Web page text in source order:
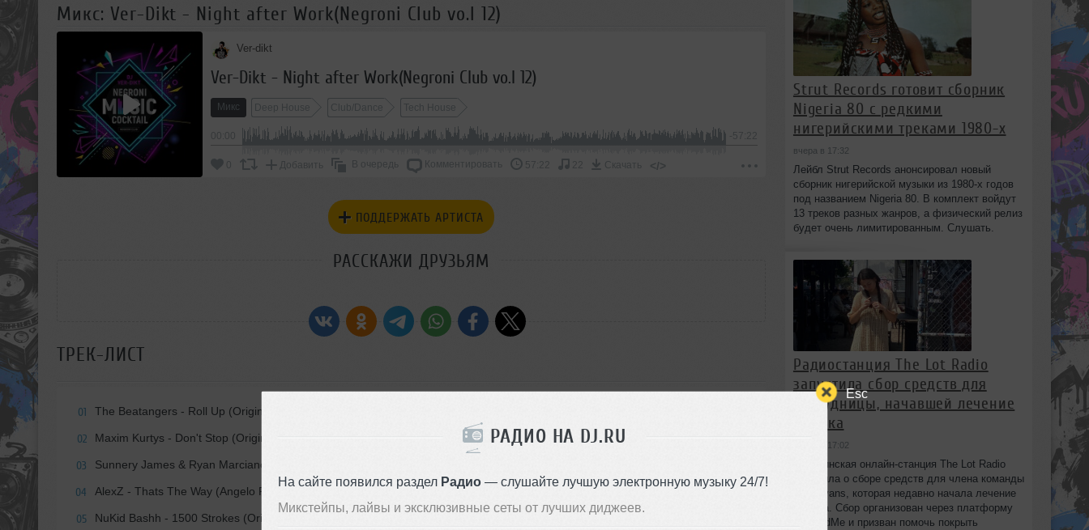
Esc
РАДИО НА DJ.RU
На сайте появился раздел Радио— слушайте лучшую электронную музыку 24/7!
Микстейпы, лайвы и эксклюзивные сеты от лучших диджеев.
Микс: Ver-Dikt - Night after Work(Negroni Club vo.l 12)
Ver-dikt
Ver-Dikt - Night after Work(Negroni Club vo.l 12)
Микс Deep House Club/Dance Tech House
-57:22
Добавить В очередь Комментировать 57:22 22 Скачать </>
ПОДДЕРЖАТЬ АРТИСТА
РАССКАЖИ ДРУЗЬЯМ
ТРЕК-ЛИСТ
01 The Beatangers - Roll Up (Original Mix)
02 Maxim Kurtys - Don't Stop (Original Mix)
03 Sunnery James & Ryan Marciano feat. Clara Mae - The One That Got Away (Kyodee Ex)
04 AlexZ - Thats The Way (Angelo Ferreri Remix)
05 NuKid Bashh - 1500 Strokes (Original Mix)
Strut Records готовит сборник
Nigeria 80 с редкими
нигерийскими треками 1980-х
вчера в 17:32
Лейбл Strut Records анонсировал новый
сборник нигерийской музыки из 1980-х годов
под названием Nigeria 80. В комплект войдут
13 треков разных жанров, а физический релиз
будет очень лимитированным. Слушать.
Радиостанция The Lot Radio
запустила сбор средств для
сотрудницы, начавшей лечение
от рака
вчера в 17:02
Бруклинская онлайн-станция The Lot Radio
объявила о сборе средств для члена команды
Lola Evans, которая недавно начала лечение
от рака. Сбор организован через платформу
GoFundMe и призван помочь покрыть